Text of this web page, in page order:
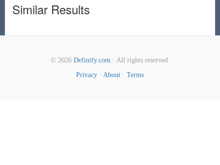
Similar Results
© 2026 Definify.com· All rights reserved.
Privacy · About · Terms